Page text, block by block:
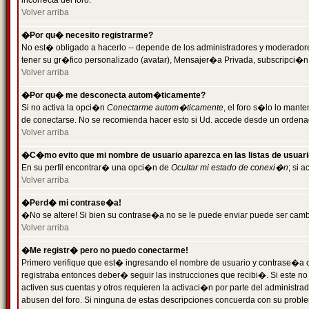
Volver arriba
�Por qu� necesito registrarme?
No est� obligado a hacerlo -- depende de los administradores y
tener su gr�fico personalizado (avatar), Mensajer�a Privada,
Volver arriba
�Por qu� me desconecta autom�ticamente?
Si no activa la opci�n Conectarme autom�ticamente, el foro s�lo lo
de conectarse. No se recomienda hacer esto si Ud. accede desde un
Volver arriba
�C�mo evito que mi nombre de usuario aparezca en las listas de
En su perfil encontrar� una opci�n de Ocultar mi estado de conexi�n; si
Volver arriba
�Perd� mi contrase�a!
�No se altere! Si bien su contrase�a no se le puede enviar puede ser
Volver arriba
�Me registr� pero no puedo conectarme!
Primero verifique que est� ingresando el nombre de usuario y
registraba entonces deber� seguir las instrucciones que recibi�. Si este
activen sus cuentas y otros requieren la activaci�n por parte del
abusen del foro. Si ninguna de estas descripciones concuerda con su